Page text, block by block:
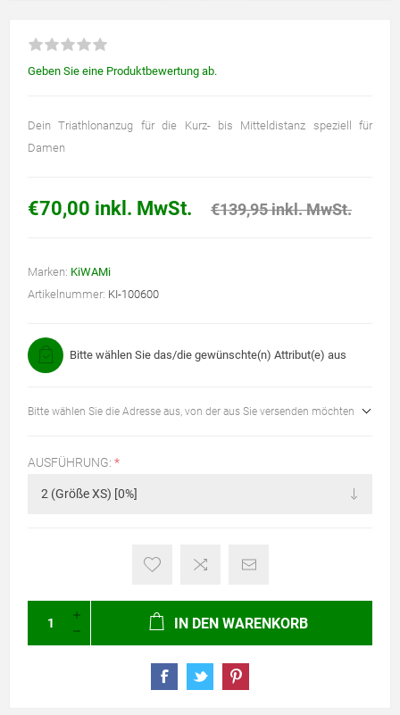
Geben Sie eine Produktbewertung ab.
Dein Triathlonanzug für die Kurz- bis Mitteldistanz speziell für
Damen
€70,00 inkl. MwSt. €139,95 inkl. MwSt.
Marken: KiWAMi
Artikelnummer: KI-100600
Bitte wählen Sie das/die gewünschte(n) Attribut(e) aus
Bitte wählen Sie die Adresse aus, von der aus Sie versenden möchten
AUSFÜHRUNG: *
IN DEN WARENKORB